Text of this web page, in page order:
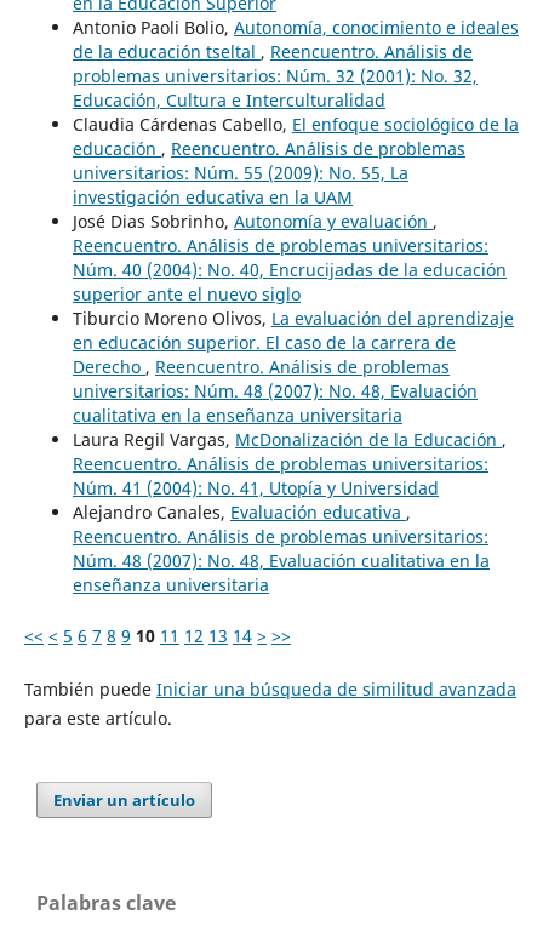
Antonio Paoli Bolio, Autonomía, conocimiento e ideales
de la educación tseltal , Reencuentro. Análisis de
problemas universitarios: Núm. 32 (2001): No. 32,
Educación, Cultura e Interculturalidad
Claudia Cárdenas Cabello, El enfoque sociológico de la
educación , Reencuentro. Análisis de problemas
universitarios: Núm. 55 (2009): No. 55, La
investigación educativa en la UAM
José Dias Sobrinho, Autonomía y evaluación ,
Reencuentro. Análisis de problemas universitarios:
Núm. 40 (2004): No. 40, Encrucijadas de la educación
superior ante el nuevo siglo
Tiburcio Moreno Olivos, La evaluación del aprendizaje
en educación superior. El caso de la carrera de
Derecho , Reencuentro. Análisis de problemas
universitarios: Núm. 48 (2007): No. 48, Evaluación
cualitativa en la enseñanza universitaria
Laura Regil Vargas, McDonalización de la Educación ,
Reencuentro. Análisis de problemas universitarios:
Núm. 41 (2004): No. 41, Utopía y Universidad
Alejandro Canales, Evaluación educativa ,
Reencuentro. Análisis de problemas universitarios:
Núm. 48 (2007): No. 48, Evaluación cualitativa en la
enseñanza universitaria
<< < 5 6 7 8 9 10 11 12 13 14 > >>
También puede Iniciar una búsqueda de similitud avanzada
para este artículo.
Enviar un artículo
Palabras clave